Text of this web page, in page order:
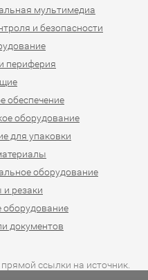
мультимедиа
и безопасности
периферия
обеспечение
оборудование
для упаковки
оборудование
резаки
оборудование
документов
ссылки на источник.